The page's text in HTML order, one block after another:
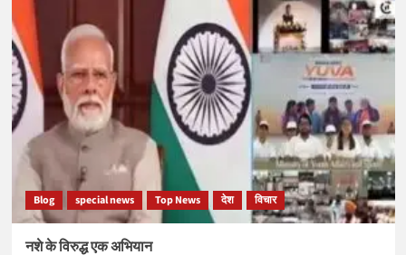
Blog special news Top News देश विचार
नशे के विरुद्ध एक अभियान